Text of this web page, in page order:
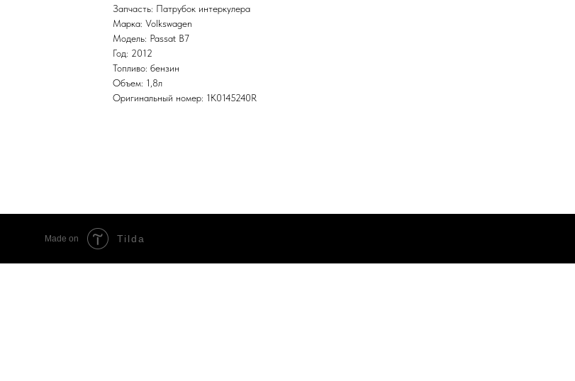
Запчасть: Патрубок интеркулера
Марка: Volkswagen
Модель: Passat B7
Год: 2012
Топливо: бензин
Объем: 1,8л
Оригинальный номер: 1K0145240R
Made on Tilda